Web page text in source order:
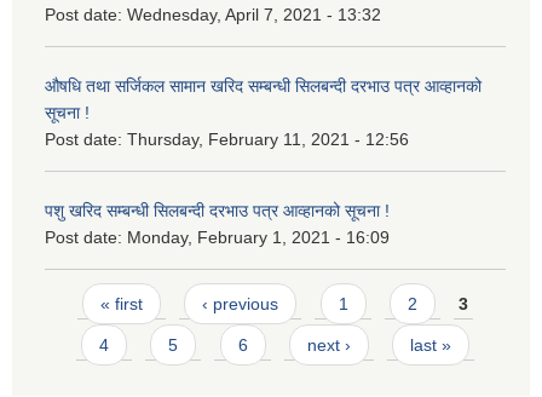
Post date: Wednesday, April 7, 2021 - 13:32
औषधि तथा सर्जिकल सामान खरिद सम्बन्धी सिलबन्दी दरभाउ पत्र आव्हानको
सूचना !
Post date: Thursday, February 11, 2021 - 12:56
पशु खरिद सम्बन्धी सिलबन्दी दरभाउ पत्र आव्हानको सूचना !
Post date: Monday, February 1, 2021 - 16:09
Pages
« first ‹ previous 1 2 3
4 5 6 next › last »